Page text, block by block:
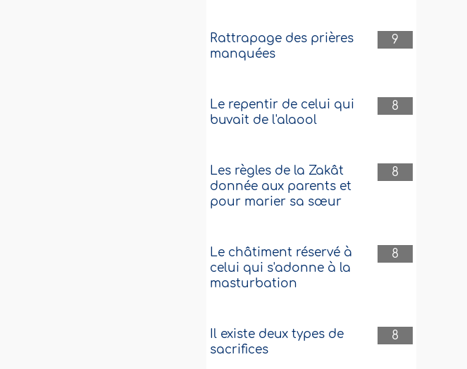
9
Rattrapage des prières
manquées
8
Le repentir de celui qui
buvait de l'alaool
8
Les règles de la Zakât
donnée aux parents et
pour marier sa sœur
8
Le châtiment réservé à
celui qui s'adonne à la
masturbation
8
Il existe deux types de
sacrifices